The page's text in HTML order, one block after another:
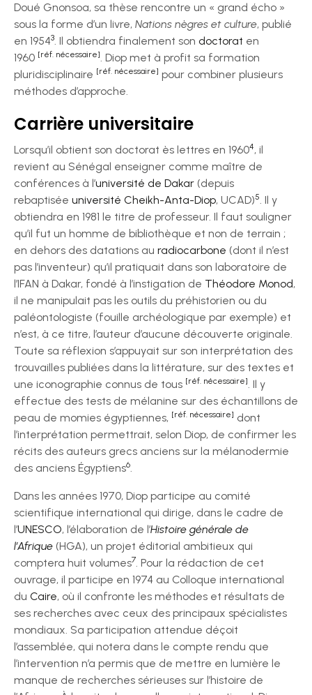
Doué Gnonsoa, sa thèse rencontre un « grand écho »
sous la forme d’un livre, Nations nègres et culture, publié
en 19543. Il obtiendra finalement son doctorat en
1960 [réf. nécessaire]. Diop met à profit sa formation
pluridisciplinaire [réf. nécessaire] pour combiner plusieurs
méthodes d’approche.
Carrière universitaire
Lorsqu’il obtient son doctorat ès lettres en 19604, il
revient au Sénégal enseigner comme maître de
conférences à l’université de Dakar (depuis
rebaptisée université Cheikh-Anta-Diop, UCAD)5. Il y
obtiendra en 1981 le titre de professeur. Il faut souligner
qu’il fut un homme de bibliothèque et non de terrain ;
en dehors des datations au radiocarbone (dont il n’est
pas l’inventeur) qu’il pratiquait dans son laboratoire de
l’IFAN à Dakar, fondé à l’instigation de Théodore Monod,
il ne manipulait pas les outils du préhistorien ou du
paléontologiste (fouille archéologique par exemple) et
n’est, à ce titre, l’auteur d’aucune découverte originale.
Toute sa réflexion s’appuyait sur son interprétation des
trouvailles publiées dans la littérature, sur des textes et
une iconographie connus de tous [réf. nécessaire]. Il y
effectue des tests de mélanine sur des échantillons de
peau de momies égyptiennes, [réf. nécessaire] dont
l’interprétation permettrait, selon Diop, de confirmer les
récits des auteurs grecs anciens sur la mélanodermie
des anciens Égyptiens6.
Dans les années 1970, Diop participe au comité
scientifique international qui dirige, dans le cadre de
l’UNESCO, l’élaboration de l’Histoire générale de
l’Afrique (HGA), un projet éditorial ambitieux qui
comptera huit volumes7. Pour la rédaction de cet
ouvrage, il participe en 1974 au Colloque international
du Caire, où il confronte les méthodes et résultats de
ses recherches avec ceux des principaux spécialistes
mondiaux. Sa participation attendue déçoit
l’assemblée, qui notera dans le compte rendu que
l’intervention n’a permis que de mettre en lumière le
manque de recherches sérieuses sur l’histoire de